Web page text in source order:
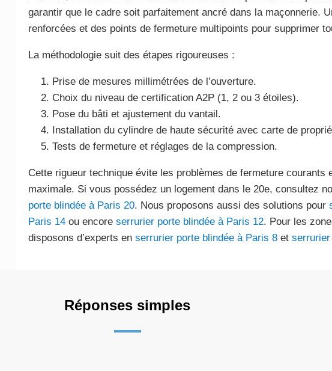
garantir que le cadre soit parfaitement ancré dans la maçonnerie.
renforcées et des points de fermeture multipoints pour supprimer
La méthodologie suit des étapes rigoureuses :
Prise de mesures millimétrées de l’ouverture.
Choix du niveau de certification A2P (1, 2 ou 3 étoiles).
Pose du bâti et ajustement du vantail.
Installation du cylindre de haute sécurité avec carte de
Tests de fermeture et réglages de la compression.
Cette rigueur technique évite les problèmes de fermeture courants
maximale. Si vous possédez un logement dans le 20e, consultez
porte blindée à Paris 20. Nous proposons aussi des solutions pour
Paris 14ou encore serrurier porte blindée à Paris 12. Pour les
disposons d’experts en serrurier porte blindée à Paris 8et
Réponses simples